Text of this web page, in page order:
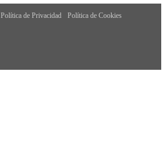
Política de Privacidad Política de Cookies